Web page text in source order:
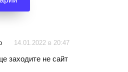
14.01.2022 в 20:47
заходите не сайт